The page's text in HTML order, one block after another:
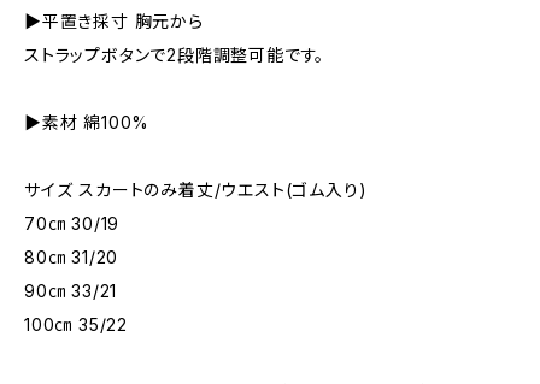
▶︎平置き採寸 胸元から
ストラップボタンで2段階調整可能です。
▶︎素材 綿100%
サイズ スカートのみ着丈/ウエスト(ゴム入り)
70㎝ 30/19
80㎝ 31/20
90㎝ 33/21
100㎝ 35/22